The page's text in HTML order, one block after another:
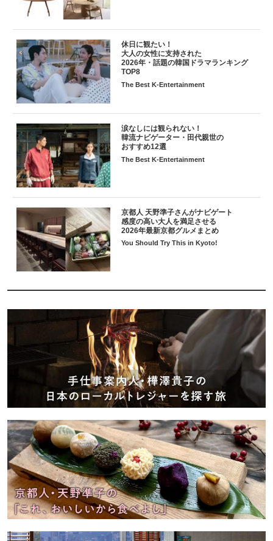
休日に観たい！
大人の女性に支持された
2026年・話題の韓国ドラマランキング
TOP8
The Best K-Entertainment
涙なしには観られない！
韓流ナビゲーター・田代親世の
おすすめ12選
The Best K-Entertainment
京都人 天野準子さんがナビゲート
感度の高い大人を満足させる
2026年最新京都グルメまとめ
You Should Try This in Kyoto!